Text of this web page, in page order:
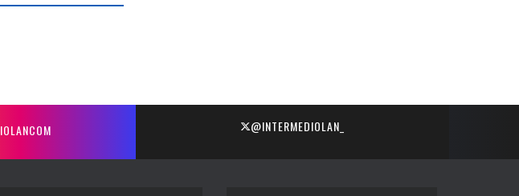
@INTERMEDIOLAN_